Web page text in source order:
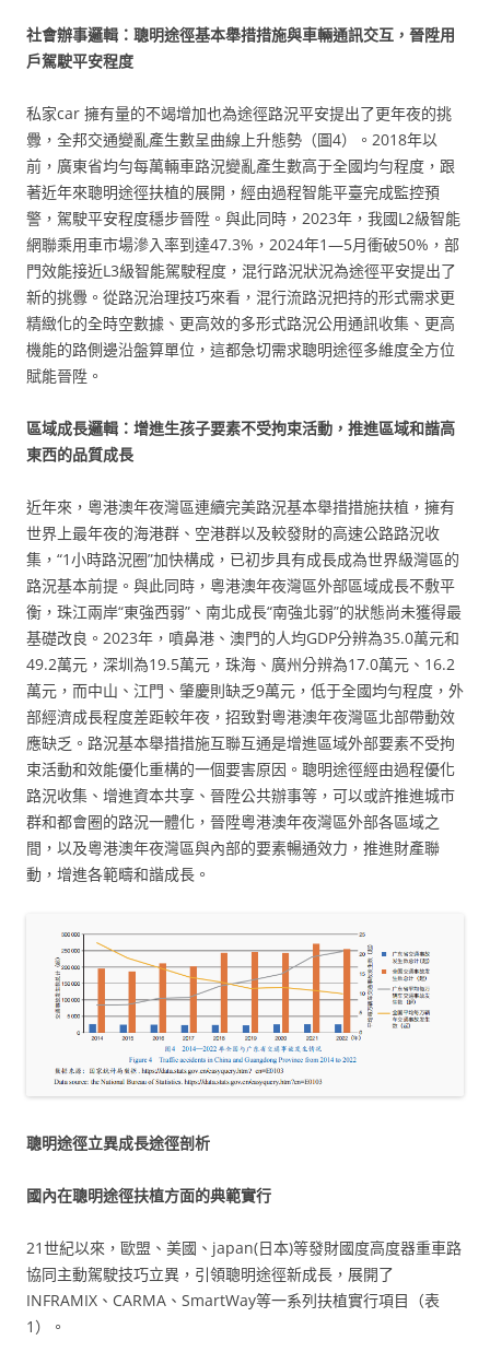
社會辦事邏輯：聰明途徑基本舉措措施與車輛通訊交互，晉陞用
戶駕駛平安程度
私家car 擁有量的不竭增加也為途徑路況平安提出了更年夜的挑
釁，全邦交通變亂產生數呈曲線上升態勢（圖4）。2018年以
前，廣東省均勻每萬輛車路況變亂產生數高于全國均勻程度，跟
著近年來聰明途徑扶植的展開，經由過程智能平臺完成監控預
警，駕駛平安程度穩步晉陞。與此同時，2023年，我國L2級智能
網聯乘用車市場滲入率到達47.3%，2024年1—5月衝破50%，部
門效能接近L3級智能駕駛程度，混行路況狀況為途徑平安提出了
新的挑釁。從路況治理技巧來看，混行流路況把持的形式需求更
精緻化的全時空數據、更高效的多形式路況公用通訊收集、更高
機能的路側邊沿盤算單位，這都急切需求聰明途徑多維度全方位
賦能晉陞。
區域成長邏輯：增進生孩子要素不受拘束活動，推進區域和諧高
東西的品質成長
近年來，粵港澳年夜灣區連續完美路況基本舉措措施扶植，擁有
世界上最年夜的海港群、空港群以及較發財的高速公路路況收
集，“1小時路況圈”加快構成，已初步具有成長成為世界級灣區的
路況基本前提。與此同時，粵港澳年夜灣區外部區域成長不敷平
衡，珠江兩岸“東強西弱”、南北成長“南強北弱”的狀態尚未獲得最
基礎改良。2023年，噴鼻港、澳門的人均GDP分辨為35.0萬元和
49.2萬元，深圳為19.5萬元，珠海、廣州分辨為17.0萬元、16.2
萬元，而中山、江門、肇慶則缺乏9萬元，低于全國均勻程度，外
部經濟成長程度差距較年夜，招致對粵港澳年夜灣區北部帶動效
應缺乏。路況基本舉措措施互聯互通是增進區域外部要素不受拘
束活動和效能優化重構的一個要害原因。聰明途徑經由過程優化
路況收集、增進資本共享、晉陞公共辦事等，可以或許推進城市
群和都會圈的路況一體化，晉陞粵港澳年夜灣區外部各區域之
間，以及粵港澳年夜灣區與內部的要素暢通效力，推進財產聯
動，增進各範疇和諧成長。
聰明途徑立異成長途徑剖析
國內在聰明途徑扶植方面的典範實行
21世紀以來，歐盟、美國、japan(日本)等發財國度高度器重車路
協同主動駕駛技巧立異，引領聰明途徑新成長，展開了
INFRAMIX、CARMA、SmartWay等一系列扶植實行項目（表
1）。